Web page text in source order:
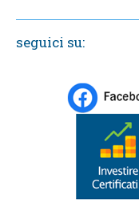
seguici su: